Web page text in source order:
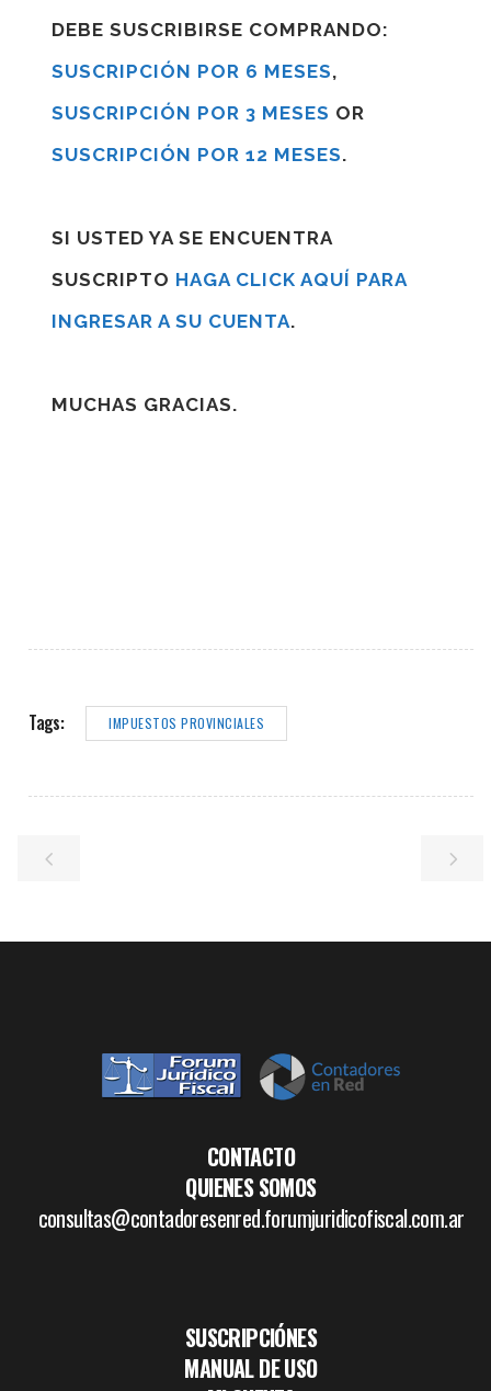
DEBE SUSCRIBIRSE COMPRANDO:
SUSCRIPCIÓN POR 6 MESES,
SUSCRIPCIÓN POR 3 MESES OR
SUSCRIPCIÓN POR 12 MESES.
SI USTED YA SE ENCUENTRA
SUSCRIPTO HAGA CLICK AQUÍ PARA
INGRESAR A SU CUENTA.
MUCHAS GRACIAS.
Tags: IMPUESTOS PROVINCIALES
CONTACTO
QUIENES SOMOS
consultas@contadoresenred.forumjuridicofiscal.com.ar
SUSCRIPCIÓNES
MANUAL DE USO